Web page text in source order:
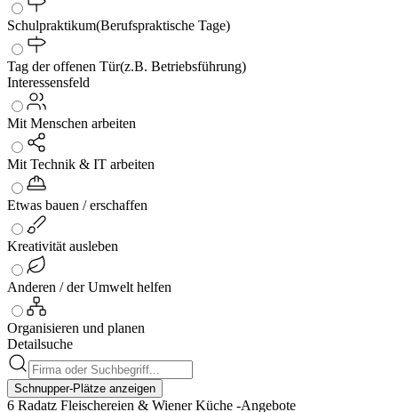
Schulpraktikum(Berufspraktische Tage)
Tag der offenen Tür(z.B. Betriebsführung)
Interessensfeld
Mit Menschen arbeiten
Mit Technik & IT arbeiten
Etwas bauen / erschaffen
Kreativität ausleben
Anderen / der Umwelt helfen
Organisieren und planen
Detailsuche
Schnupper-Plätze anzeigen
6 Radatz Fleischereien & Wiener Küche -Angebote